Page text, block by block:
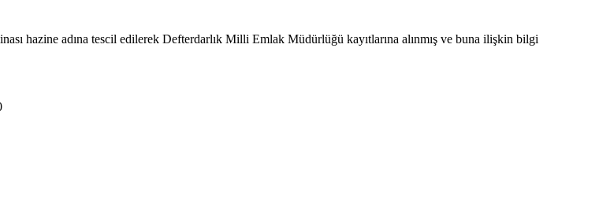
hazine adına tescil edilerek Defterdarlık Milli Emlak Müdürlüğü kayıtlarına alınmış ve buna ilişkin bilgi